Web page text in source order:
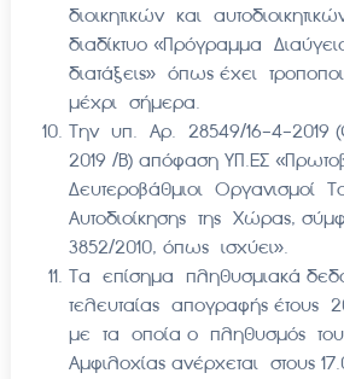
διοικητικών και
διαδίκτυο «Πρόγραμμα
διατάξεις» όπως έχει
μέχρι σήμερα.
Την υπ. Αρ. 28549/16-4-2019
2019 /Β) απόφαση ΥΠ.ΕΣ
Δευτεροβάθμιοι Οργανισμοί
Αυτοδιοίκησης της Χώρας,
3852/2010, όπως ισχύει».
Τα επίσημα πληθυσμιακά
τελευταίας απογραφής έτους
με τα οποία ο πληθυσμός
Αμφιλοχίας ανέρχεται στους